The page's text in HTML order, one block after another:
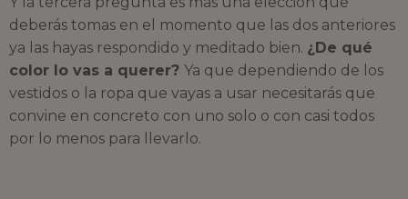
deberás tomas en el momento que las dos anteriores
ya las hayas respondido y meditado bien. ¿De qué
color lo vas a querer? Ya que dependiendo de los
vestidos o la ropa que vayas a usar necesitarás que
convine en concreto con uno solo o con casi todos
por lo menos para llevarlo.